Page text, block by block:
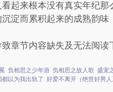
来根本没有真实年纪那
淀而累积起来的成熟韵
章节内容缺失及无法阅读
负相思之少年游 负相思之故人歌 盛宠
都以为我出轨了 好爱不离开（绝世好男人